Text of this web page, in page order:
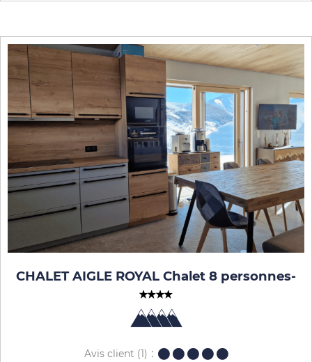
CHALET AIGLE ROYAL Chalet 8 personnes-
Avis client (1)